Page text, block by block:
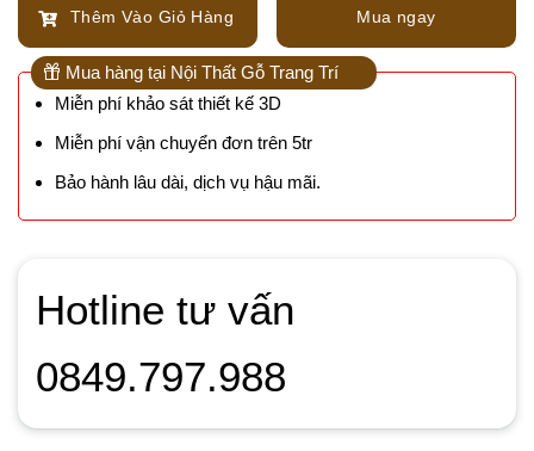
Thêm Vào Giỏ Hàng Mua ngay
Mua hàng tại Nội Thất Gỗ Trang Trí
Miễn phí khảo sát thiết kế 3D
Miễn phí vận chuyển đơn trên 5tr
Bảo hành lâu dài, dịch vụ hậu mãi.
Hotline tư vấn
0849.797.988